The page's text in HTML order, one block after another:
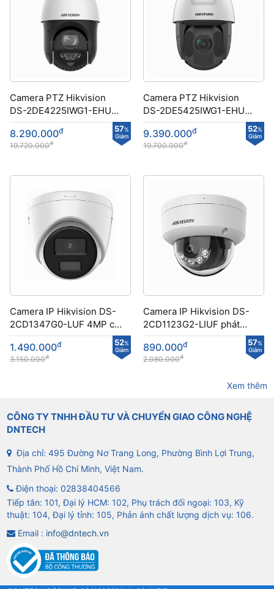
Camera PTZ Hikvision
DS-2DE4225IWG1-EHUN
công nghệ DarkFighter 57%
Giảm
8.290.000đ
19.720.000đ
Camera PTZ Hikvision
DS-2DE5425IWG1-EHUN
công nghệ DarkFighter 52%
Giảm
9.390.000đ
19.700.000đ
Camera IP Hikvision DS-
2CD1347G0-LUF 4MP có
màu ban đêm
52%
Giảm
1.490.000đ
3.150.000đ
Camera IP Hikvision DS-
2CD1123G2-LIUF phát
hiện chuyển động
57%
Giảm
890.000đ
2.080.000đ
Xem thêm
CÔNG TY TNHH ĐẦU TƯ VÀ CHUYỂN GIAO CÔNG NGHỆ
DNTECH
Địa chỉ: 495 Đường Nơ Trang Long, Phường Bình Lợi Trung,
Thành Phố Hồ Chí Minh, Việt Nam.
Điện thoại: 02838404566
Tiếp tân: 101, Đại lý HCM: 102, Phụ trách đối ngoại: 103, Kỹ
thuật: 104, Đại lý tỉnh: 105, Phản ánh chất lượng dịch vụ: 106.
Email : info@dntech.vn